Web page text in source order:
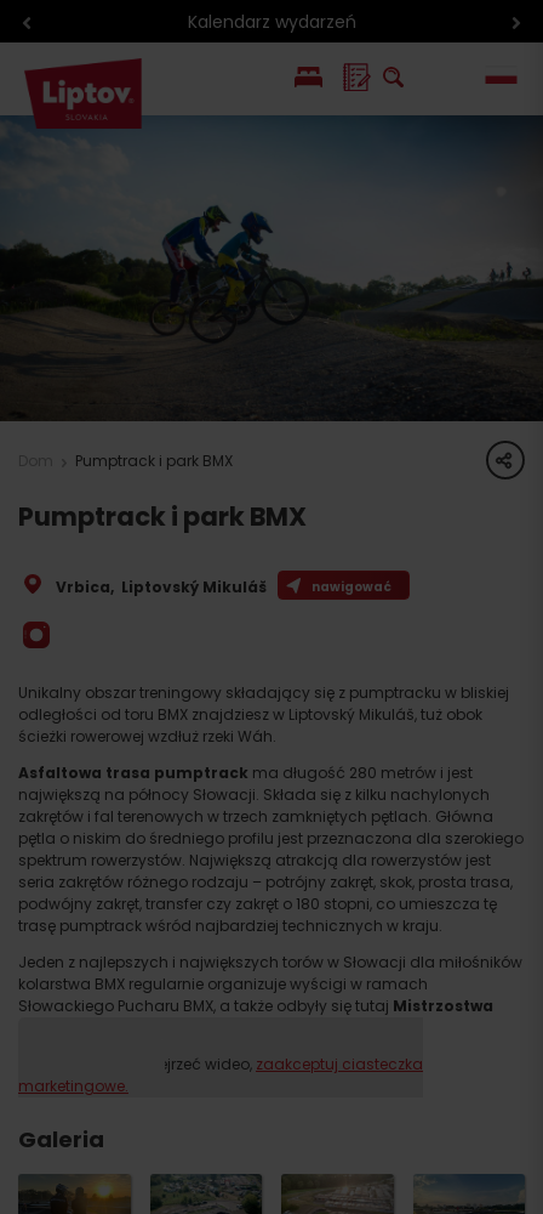
Kalendarz wydarzeń
Pumptrack i park BMX share
Pumptrack i park BMX
Unikalny obszar treningowy składający się z pumptracku w bliskiej
odległości od toru BMX znajdziesz w Liptovský Mikuláš, tuż obok
ścieżki rowerowej wzdłuż rzeki Wáh.
Asfaltowa trasa pumptrack ma długość 280 metrów i jest
największą na północy Słowacji. Składa się z kilku nachylonych
zakrętów i fal terenowych w trzech zamkniętych pętlach. Główna
pętla o niskim do średniego profilu jest przeznaczona dla szerokiego
spektrum rowerzystów. Największą atrakcją dla rowerzystów jest
seria zakrętów różnego rodzaju – potrójny zakręt, skok, prosta trasa,
podwójny zakręt, transfer czy zakręt o 180 stopni, co umieszcza tę
trasę pumptrack wśród najbardziej technicznych w kraju.
Jeden z najlepszych i największych torów w Słowacji dla miłośników
kolarstwa BMX regularnie organizuje wyścigi w ramach
Słowackiego Pucharu BMX, a także odbyły się tutaj Mistrzostwa
Proszę, aby obejrzeć wideo, zaakceptuj ciasteczka
marketingowe.
Vrbica, Liptovský Mikuláš nawigować
Galeria